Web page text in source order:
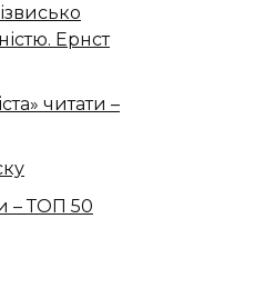
Ернст
читати –
– ТОП 50